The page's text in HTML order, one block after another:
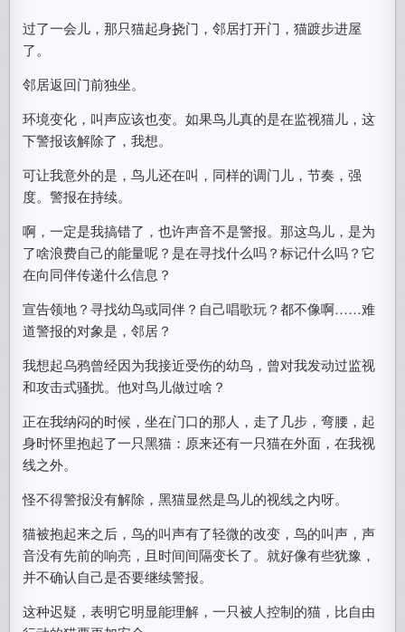
过了一会儿，那只猫起身挠门，邻居打开门，猫踱步进屋
了。
邻居返回门前独坐。
环境变化，叫声应该也变。如果鸟儿真的是在监视猫儿，这
下警报该解除了，我想。
可让我意外的是，鸟儿还在叫，同样的调门儿，节奏，强
度。警报在持续。
啊，一定是我搞错了，也许声音不是警报。那这鸟儿，是为
了啥浪费自己的能量呢？是在寻找什么吗？标记什么吗？它
在向同伴传递什么信息？
宣告领地？寻找幼鸟或同伴？自己唱歌玩？都不像啊……难
道警报的对象是，邻居？
我想起乌鸦曾经因为我接近受伤的幼鸟，曾对我发动过监视
和攻击式骚扰。他对鸟儿做过啥？
正在我纳闷的时候，坐在门口的那人，走了几步，弯腰，起
身时怀里抱起了一只黑猫：原来还有一只猫在外面，在我视
线之外。
怪不得警报没有解除，黑猫显然是鸟儿的视线之内呀。
猫被抱起来之后，鸟的叫声有了轻微的改变，鸟的叫声，声
音没有先前的响亮，且时间间隔变长了。就好像有些犹豫，
并不确认自己是否要继续警报。
这种迟疑，表明它明显能理解，一只被人控制的猫，比自由